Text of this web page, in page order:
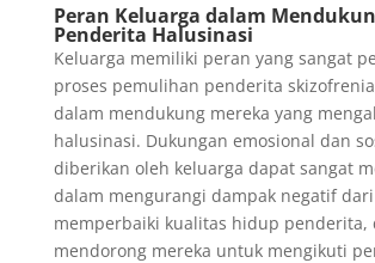
Peran Keluarga dalam
Penderita Halusinasi
Keluarga memiliki peran yang sangat
proses pemulihan penderita
dalam mendukung mereka yang
halusinasi. Dukungan emosional dan
diberikan oleh keluarga dapat sangat
dalam mengurangi dampak negatif
memperbaiki kualitas hidup penderita,
mendorong mereka untuk mengikuti